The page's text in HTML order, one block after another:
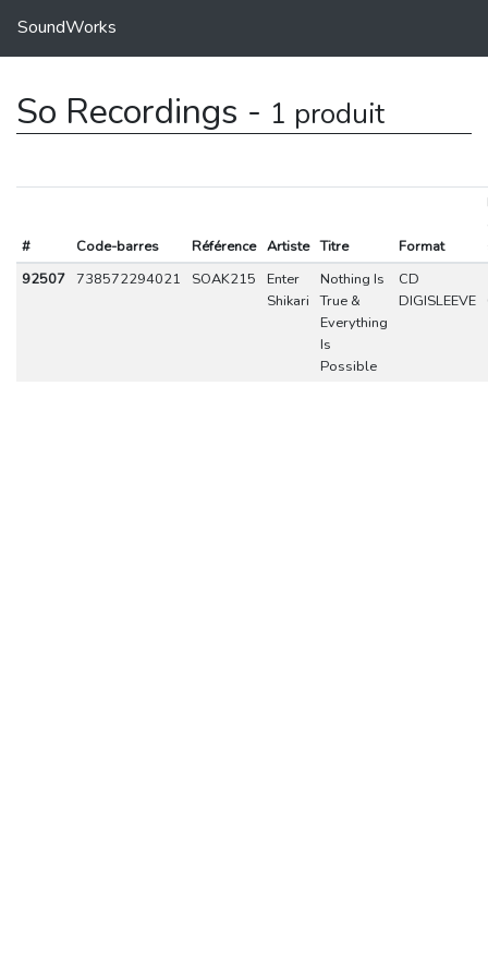
SoundWorks
So Recordings - 1 produit
# Code-barres Référence Artiste Titre Format
92507
738572294021 SOAK215
Enter
Shikari
Nothing Is
True &
Everything
Is
Possible
CD
DIGISLEEVE